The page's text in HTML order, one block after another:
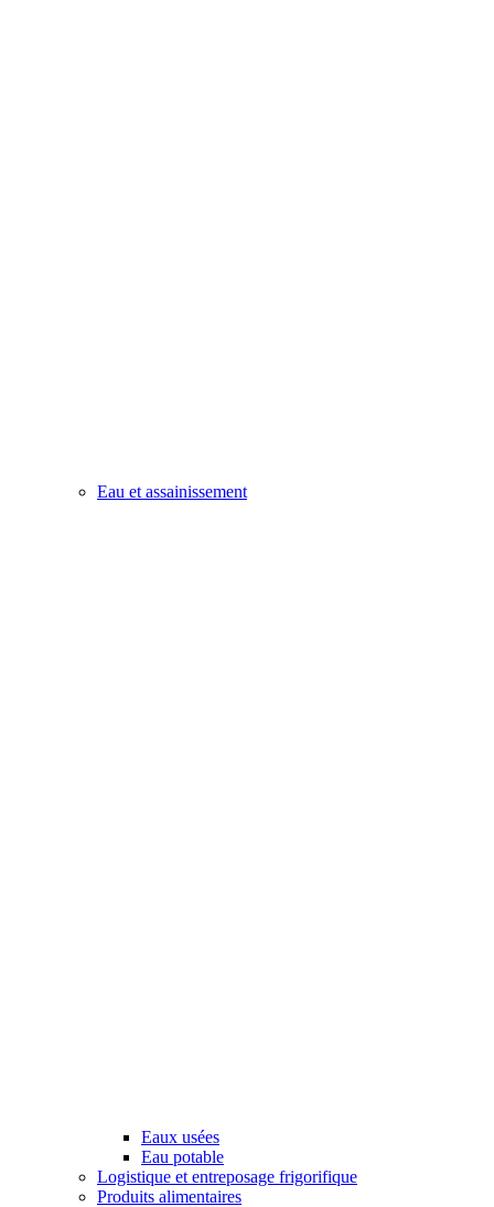
Eau et assainissement
Eaux usées
Eau potable
Logistique et entreposage frigorifique
Produits alimentaires